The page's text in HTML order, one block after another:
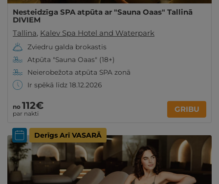
Nesteidzīga SPA atpūta ar "Sauna Oaas" Tallinā
DIVIEM
Tallina, Kalev Spa Hotel and Waterpark
Zviedru galda brokastis
Atpūta "Sauna Oaas" (18+)
Neierobežota atpūta SPA zonā
Ir spēkā līdz 18.12.2026
no 112€
par nakti GRIBU
Derīgs Arī VASARĀ